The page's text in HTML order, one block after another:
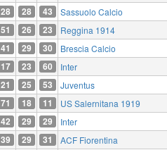
28 28 43 Sassuolo Calcio
51 26 23 Reggina 1914
41 29 30 Brescia Calcio
17 23 60 Inter
21 25 53 Juventus
71 18 11 US Salernitana 1919
42 29 29 Inter
39 29 31 ACF Fiorentina